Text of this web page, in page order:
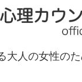
大人の女性の